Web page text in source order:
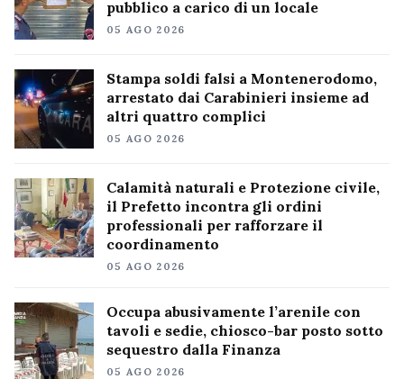
pubblico a carico di un locale
05 AGO 2026
Stampa soldi falsi a Montenerodomo,
arrestato dai Carabinieri insieme ad
altri quattro complici
05 AGO 2026
Calamità naturali e Protezione civile,
il Prefetto incontra gli ordini
professionali per rafforzare il
coordinamento
05 AGO 2026
Occupa abusivamente l’arenile con
tavoli e sedie, chiosco-bar posto sotto
sequestro dalla Finanza
05 AGO 2026